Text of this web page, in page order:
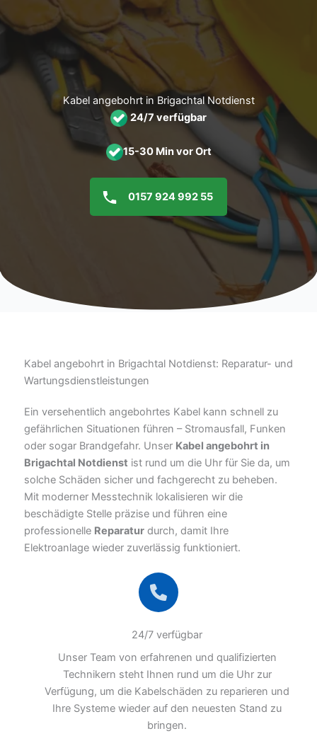
Inhalt
Kabel angebohrt in Brigachtal Notdienst
24/7 verfügbar
15-30 Min vor Ort
0157 924 992 55
Kabel angebohrt in Brigachtal Notdienst: Reparatur- und
Wartungsdienstleistungen
Ein versehentlich angebohrtes Kabel kann schnell zu
gefährlichen Situationen führen – Stromausfall, Funken
oder sogar Brandgefahr. Unser Kabel angebohrt in
Brigachtal Notdienst ist rund um die Uhr für Sie da, um
solche Schäden sicher und fachgerecht zu beheben.
Mit moderner Messtechnik lokalisieren wir die
beschädigte Stelle präzise und führen eine
professionelle Reparatur durch, damit Ihre
Elektroanlage wieder zuverlässig funktioniert.
24/7 verfügbar
Unser Team von erfahrenen und qualifizierten
Technikern steht Ihnen rund um die Uhr zur
Verfügung, um die Kabelschäden zu reparieren und
Ihre Systeme wieder auf den neuesten Stand zu
bringen.